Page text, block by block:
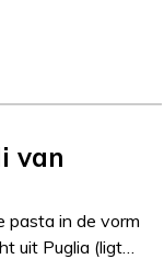
van
pasta in de vorm
uit Puglia (ligt…